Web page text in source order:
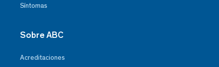
Síntomas
Sobre ABC
Acreditaciones